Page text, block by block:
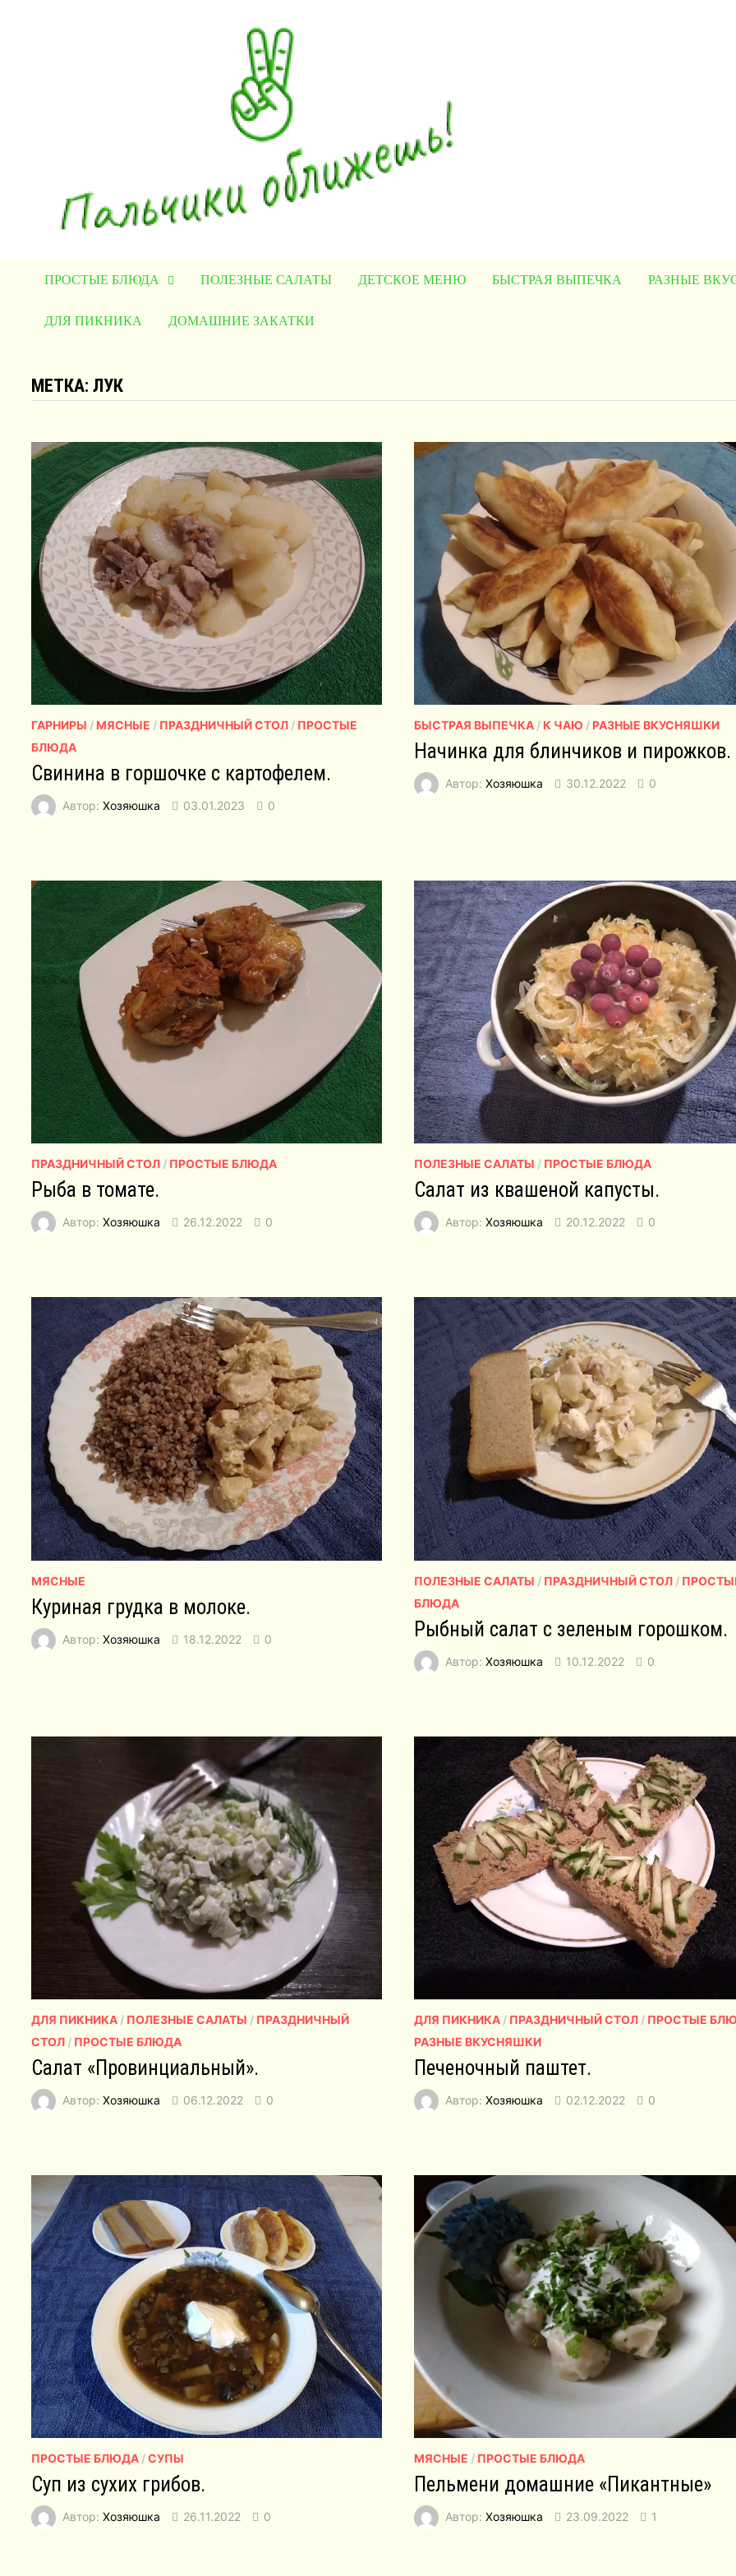
ПРОСТЫЕ БЛЮДА ПОЛЕЗНЫЕ САЛАТЫ ДЕТСКОЕ МЕНЮ БЫСТРАЯ ВЫПЕЧКА РАЗНЫЕ
ДЛЯ ПИКНИКА ДОМАШНИЕ ЗАКАТКИ
МЕТКА:ЛУК
ГАРНИРЫ / МЯСНЫЕ / ПРАЗДНИЧНЫЙ СТОЛ / ПРОСТЫЕ
БЛЮДА
Свинина в горшочке с картофелем.
Автор:Хозяюшка 03.01.2023 0
БЫСТРАЯ ВЫПЕЧКА/ К ЧАЮ / РАЗНЫЕ ВКУСНЯШКИ
Начинка для блинчиков и пирожков.
Автор: Хозяюшка 30.12.2022 0
ПРАЗДНИЧНЫЙ СТОЛ / ПРОСТЫЕ БЛЮДА
Рыба в томате.
Автор:Хозяюшка 26.12.2022 0
ПОЛЕЗНЫЕ САЛАТЫ / ПРОСТЫЕ БЛЮДА
Салат из квашеной капусты.
Автор: Хозяюшка 20.12.2022 0
МЯСНЫЕ
Куриная грудка в молоке.
Автор:Хозяюшка 18.12.2022 0
ПОЛЕЗНЫЕ САЛАТЫ / ПРАЗДНИЧНЫЙ СТОЛ/
БЛЮДА
Рыбный салат с зеленым горошком.
Автор: Хозяюшка 10.12.2022 0
ДЛЯ ПИКНИКА / ПОЛЕЗНЫЕ САЛАТЫ / ПРАЗДНИЧНЫЙ
СТОЛ / ПРОСТЫЕ БЛЮДА
Салат «Провинциальный».
Автор:Хозяюшка 06.12.2022 0
ДЛЯ ПИКНИКА/ ПРАЗДНИЧНЫЙ СТОЛ/ ПРОСТЫЕ
РАЗНЫЕ ВКУСНЯШКИ
Печеночный паштет.
Автор: Хозяюшка 02.12.2022 0
ПРОСТЫЕ БЛЮДА /СУПЫ
Суп из сухих грибов.
Автор:Хозяюшка 26.11.2022 0
МЯСНЫЕ / ПРОСТЫЕ БЛЮДА
Пельмени домашние «Пикантные»
Автор: Хозяюшка 23.09.2022 1